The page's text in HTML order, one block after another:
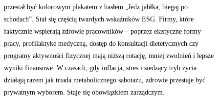
przestał być kolorowym plakatem z hasłem „Jedz jabłka, biegaj po
schodach”. Stał się częścią twardych wskaźników ESG. Firmy, które
faktycznie wspierają zdrowie pracowników – poprzez elastyczne formy
pracy, profilaktykę medyczną, dostęp do konsultacji dietetycznych czy
programy aktywności fizycznej mają niższą rotację, mniej zwolnień i lepsze
wyniki finansowe. W czasach, gdy inflacja, stres i siedzący tryb życia
działają razem jak triada metabolicznego sabotażu, zdrowie przestaje być
prywatnym wyborem. Staje się obowiązkiem zarządczym.